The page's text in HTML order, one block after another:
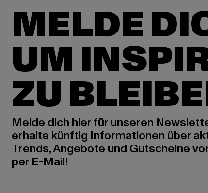
MELDE
UM
ZU
Melde dich hier für unseren
erhalte künftig Informationen über
Trends, Angebote und Gutscheine
per E-Mail!